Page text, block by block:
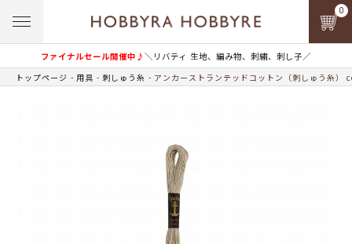
ファイナルセール開催中♪＼リバティ 生地、編み物、刺繍、刺し子／
0
トップページ 用具 刺しゅう糸 アンカーストランテッドコットン（刺しゅう糸）